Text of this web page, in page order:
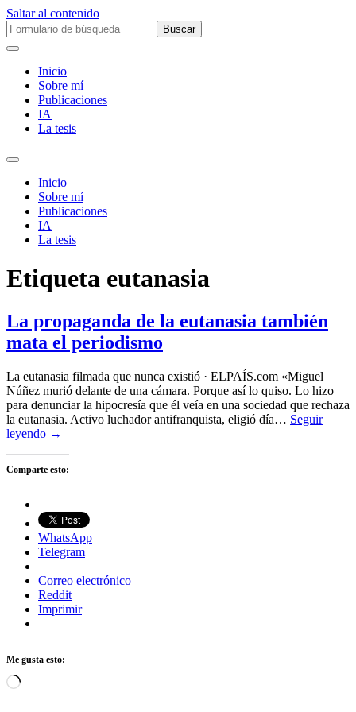
Saltar al contenido
Buscar:
Inicio
Sobre mí­
Publicaciones
IA
La tesis
Alternar
campo
búsqueda
Inicio
Sobre mí­
Publicaciones
IA
La tesis
Etiqueta eutanasia
La propaganda de la eutanasia también
mata el periodismo
La eutanasia filmada que nunca existió · ELPAÍS.com «Miguel
Núñez murió delante de una cámara. Porque así lo quiso. Lo hizo
para denunciar la hipocresía que él veía en una sociedad que rechaza
la eutanasia. Activo luchador antifranquista, eligió día… Seguir
leyendo →
Comparte esto:
WhatsApp
Telegram
Correo electrónico
Reddit
Imprimir
Me gusta esto:
Cargando...